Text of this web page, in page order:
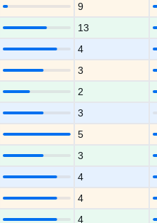
9
13
4
3
2
3
5
3
4
4
4